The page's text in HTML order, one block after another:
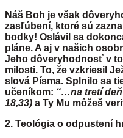
Náš Boh je však
zasľúbení, ktoré sú
bodky! Oslávil sa
pláne. A aj v našich
Jeho dôveryhodnosť v
milosti. To, že vzkriesil
slová Písma. Splnilo sa
učeníkom: “…na tretí
18,33) a Ty Mu môžeš
2. Teológia o odpustení